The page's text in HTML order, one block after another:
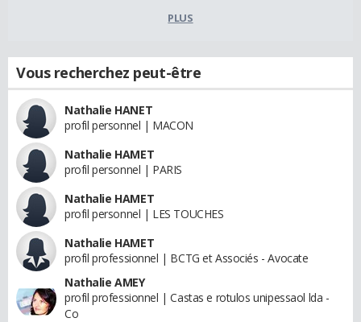
PLUS
Vous recherchez peut-être
Nathalie HANET
profil personnel | MACON
Nathalie HAMET
profil personnel | PARIS
Nathalie HAMET
profil personnel | LES TOUCHES
Nathalie HAMET
profil professionnel | BCTG et Associés - Avocate
Nathalie AMEY
profil professionnel | Castas e rotulos unipessaol lda -
Co